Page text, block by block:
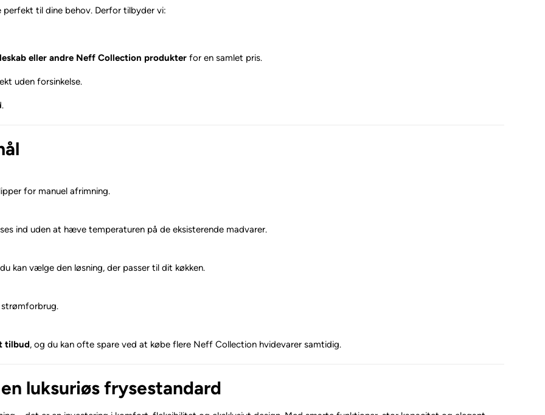
perfekt til dine behov. Derfor tilbyder vi:
eller andre Neff Collection produkter for en samlet pris.
uden forsinkelse.
for manuel afrimning.
ind uden at hæve temperaturen på de eksisterende madvarer.
kan vælge den løsning, der passer til dit køkken.
strømforbrug.
tilbud, og du kan ofte spare ved at købe flere Neff Collection hvidevarer samtidig.
luksuriøs frysestandard